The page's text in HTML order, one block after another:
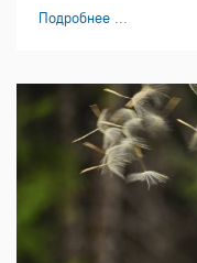
Подробнее ...